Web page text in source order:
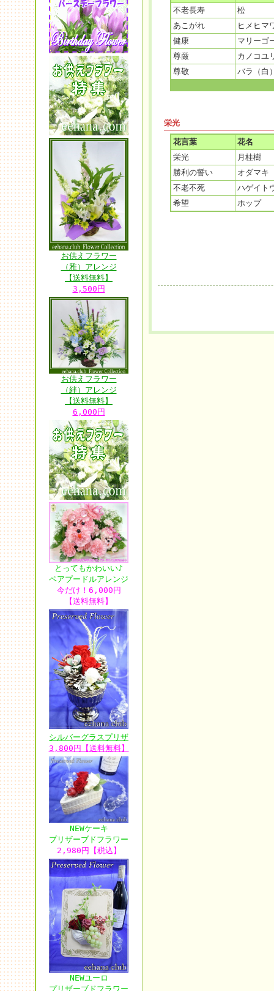
お供えフラワー
（雅）アレンジ
【送料無料】
3,500円
お供えフラワー
（絆）アレンジ
【送料無料】
6,000円
とってもかわいい♪
ペアプードルアレンジ
今だけ！6,000円
【送料無料】
シルバーグラスプリザ
3,800円【送料無料】
NEWケーキ
プリザーブドフラワー
2,980円【税込】
NEWユーロ
プリザーブドフラワー
不老長寿
松
あこがれ
ヒメヒマ
健康
マリーゴ
尊厳
カノコユ
尊敬
バラ（白
栄光
花言葉
花名
栄光
月桂樹
勝利の誓い
オダマキ
不老不死
ハゲイト
希望
ホップ